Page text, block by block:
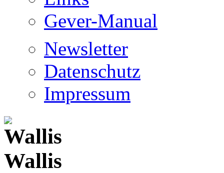
Gever-Manual
Newsletter
Datenschutz
Impressum
Wallis